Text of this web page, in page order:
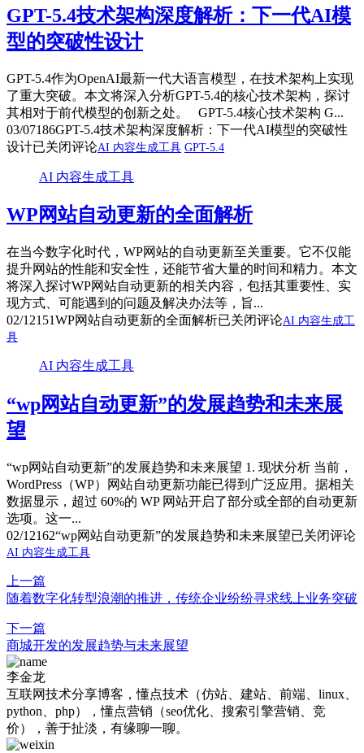
GPT-5.4技术架构深度解析：下一代AI模
型的突破性设计
GPT-5.4作为OpenAI最新一代大语言模型，在技术架构上实现
了重大突破。本文将深入分析GPT-5.4的核心技术架构，探讨
其相对于前代模型的创新之处。 GPT-5.4核心技术架构 G...
03/07186GPT-5.4技术架构深度解析：下一代AI模型的突破性
设计已关闭评论AI 内容生成工具 GPT-5.4
AI 内容生成工具
WP网站自动更新的全面解析
在当今数字化时代，WP网站的自动更新至关重要。它不仅能
提升网站的性能和安全性，还能节省大量的时间和精力。本文
将深入探讨WP网站自动更新的相关内容，包括其重要性、实
现方式、可能遇到的问题及解决办法等，旨...
02/12151WP网站自动更新的全面解析已关闭评论AI 内容生成工
具
AI 内容生成工具
“wp网站自动更新”的发展趋势和未来展
望
“wp网站自动更新”的发展趋势和未来展望 1. 现状分析 当前，
WordPress（WP）网站自动更新功能已得到广泛应用。据相关
数据显示，超过 60%的 WP 网站开启了部分或全部的自动更新
选项。这一...
02/12162“wp网站自动更新”的发展趋势和未来展望已关闭评论
AI 内容生成工具
上一篇
随着数字化转型浪潮的推进，传统企业纷纷寻求线上业务突破
下一篇
商城开发的发展趋势与未来展望
李金龙
互联网技术分享博客，懂点技术（仿站、建站、前端、linux、
python、php），懂点营销（seo优化、搜索引擎营销、竞
价），善于扯淡，有缘聊一聊。